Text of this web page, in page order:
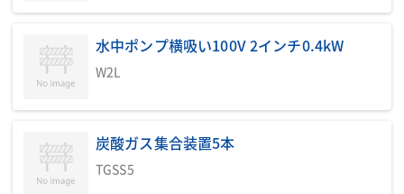
商品用途:建設・土木現場にて発生する、セメント系、または苛性
ソーダ系アルカリ廃水を炭酸ガスにより安全・確実・経済的に放
オン濃度の指数です。7が中性でこれより大きい値がアルカリ性、
小さい値は酸性です。
・この商品は、pH12(アルカリ性)未満の廃水へ炭酸ガスを混ぜる
水中ポンプ横吸い100V 2インチ0.4kW
W2L
炭酸ガス集合装置5本
TGSS5